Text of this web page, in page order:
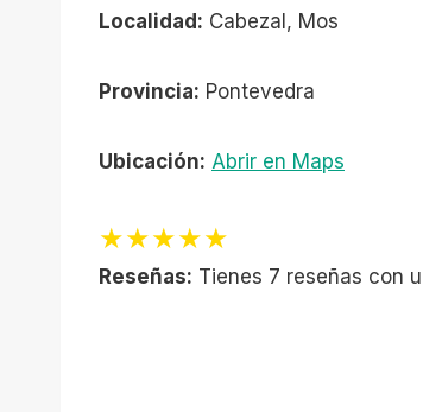
Localidad: Cabezal, Mos
Provincia: Pontevedra
Ubicación: Abrir en Maps
★★★★★
Reseñas: Tienes 7 reseñas con